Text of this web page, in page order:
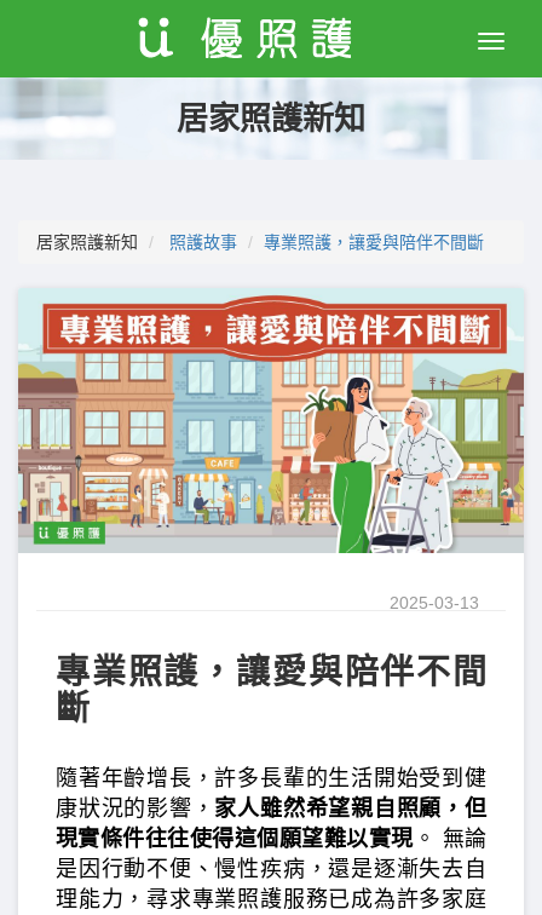
Toggle
居家照護新知
居家照護新知 照護故事 專業照護，讓愛與陪伴不間斷
2025-03-13
專業照護，讓愛與陪伴不間
斷
隨著年齡增長，許多長輩的生活開始受到健
康狀況的影響， 家人雖然希望親自照顧，但
現實條件往往使得這個願望難以實現。 無論
是因行動不便、慢性疾病，還是逐漸失去自
理能力，尋求專業照護服務已成為許多家庭